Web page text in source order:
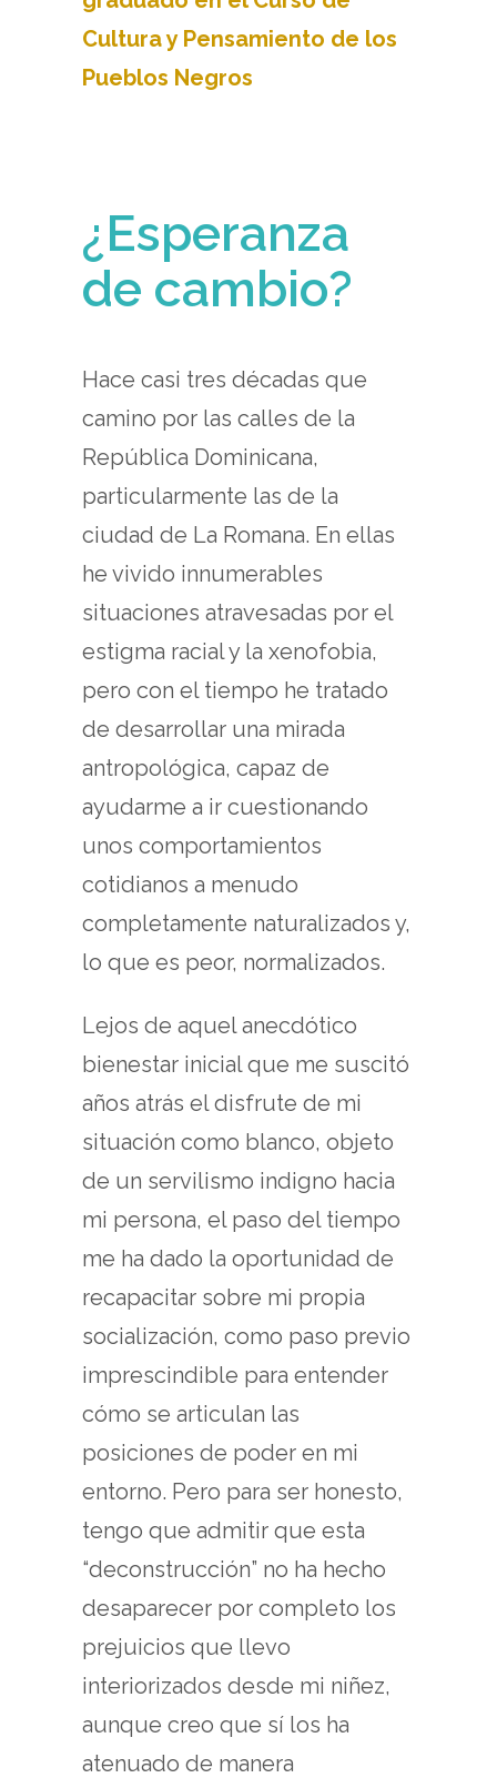
Cultura y Pensamiento de los
Pueblos Negros
¿Esperanza
de cambio?
Hace casi tres décadas que
camino por las calles de la
República Dominicana,
particularmente las de la
ciudad de La Romana. En ellas
he vivido innumerables
situaciones atravesadas por el
estigma racial y la xenofobia,
pero con el tiempo he tratado
de desarrollar una mirada
antropológica, capaz de
ayudarme a ir cuestionando
unos comportamientos
cotidianos a menudo
completamente naturalizados y,
lo que es peor, normalizados.
Lejos de aquel anecdótico
bienestar inicial que me suscitó
años atrás el disfrute de mi
situación como blanco, objeto
de un servilismo indigno hacia
mi persona, el paso del tiempo
me ha dado la oportunidad de
recapacitar sobre mi propia
socialización, como paso previo
imprescindible para entender
cómo se articulan las
posiciones de poder en mi
entorno. Pero para ser honesto,
tengo que admitir que esta
“deconstrucción” no ha hecho
desaparecer por completo los
prejuicios que llevo
interiorizados desde mi niñez,
aunque creo que sí los ha
atenuado de manera